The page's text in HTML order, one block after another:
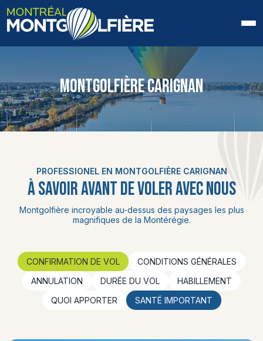
QUI SOMMES-NOUS
FAQ
PHOTOS ET VIDÉOS
CONTACT
MONTGOLFIÈRE CARIGNAN
PROFESSIONEL EN MONTGOLFIÈRE CARIGNAN
À SAVOIR AVANT DE VOLER AVEC NOUS
Montgolfière incroyable au-dessus des paysages les plus
magnifiques de la Montérégie.
CONFIRMATION DE VOL
CONDITIONS GÉNÉRALES
ANNULATION
DURÉE DU VOL
HABILLEMENT
QUOI APPORTER
SANTÉ IMPORTANT